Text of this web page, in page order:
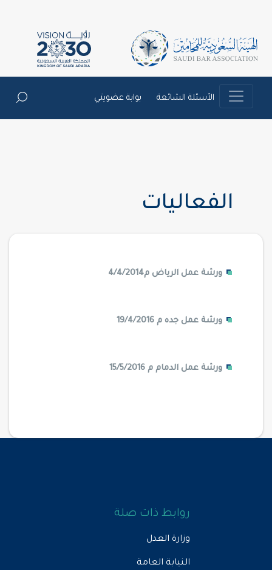
الأسئلة الشائعة بوابة عضويتي
الفعاليات
ورشة عمل الرياض م4/4/2014
ورشة عمل جده م 19/4/2016
ورشة عمل الدمام م 15/5/2016
روابط ذات صلة
وزارة العدل
النيابة العامة